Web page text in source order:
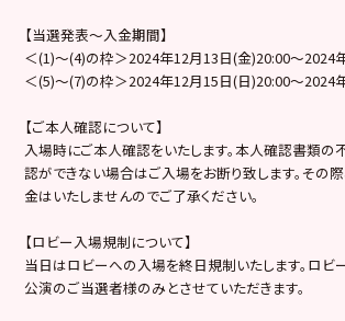
【当選発表～入金期間】
＜(1)～(4)の枠＞2024年12月13日(金)20:00～2024
＜(5)～(7)の枠＞2024年12月15日(日)20:00～2024
【ご本人確認について】
入場時にご本人確認をいたします。本人確認書類の
認ができない場合はご入場をお断り致します。その際
金はいたしませんのでご了承ください。
【ロビー入場規制について】
当日はロビーへの入場を終日規制いたします。ロビ
公演のご当選者様のみとさせていただきます。